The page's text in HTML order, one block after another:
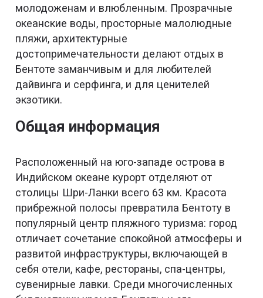
молодоженам и влюбленным. Прозрачные
океанские воды, просторные малолюдные
пляжи, архитектурные
достопримечательности делают отдых в
Бентоте заманчивым и для любителей
дайвинга и серфинга, и для ценителей
экзотики.
Общая информация
Расположенный на юго-западе острова в
Индийском океане курорт отделяют от
столицы Шри-Ланки всего 63 км. Красота
прибрежной полосы превратила Бентоту в
популярный центр пляжного туризма: город
отличает сочетание спокойной атмосферы и
развитой инфраструктуры, включающей в
себя отели, кафе, рестораны, спа-центры,
сувенирные лавки. Среди многочисленных